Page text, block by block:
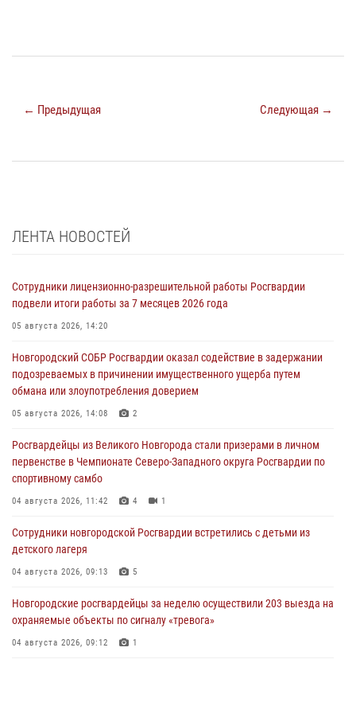
← Предыдущая Следующая →
ЛЕНТА НОВОСТЕЙ
Сотрудники лицензионно-разрешительной работы Росгвардии
подвели итоги работы за 7 месяцев 2026 года
05 августа 2026, 14:20
Новгородский СОБР Росгвардии оказал содействие в задержании
подозреваемых в причинении имущественного ущерба путем
обмана или злоупотребления доверием
05 августа 2026, 14:08 2
Росгвардейцы из Великого Новгорода стали призерами в личном
первенстве в Чемпионате Северо-Западного округа Росгвардии по
спортивному самбо
04 августа 2026, 11:42 4 1
Сотрудники новгородской Росгвардии встретились с детьми из
детского лагеря
04 августа 2026, 09:13 5
Новгородские росгвардейцы за неделю осуществили 203 выезда на
охраняемые объекты по сигналу «тревога»
04 августа 2026, 09:12 1